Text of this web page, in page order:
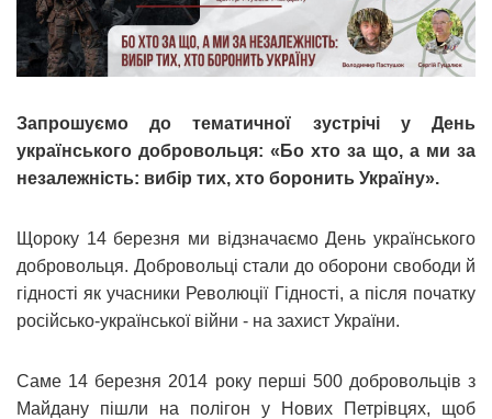
Запрошуємо до тематичної зустрічі у День
українського добровольця: «Бо хто за що, а ми за
незалежність: вибір тих, хто боронить Україну».
Щороку 14 березня ми відзначаємо День українського
добровольця. Добровольці стали до оборони свободи й
гідності як учасники Революції Гідності, а після початку
російсько-української війни - на захист України.
Саме 14 березня 2014 року перші 500 добровольців з
Майдану пішли на полігон у Нових Петрівцях, щоб